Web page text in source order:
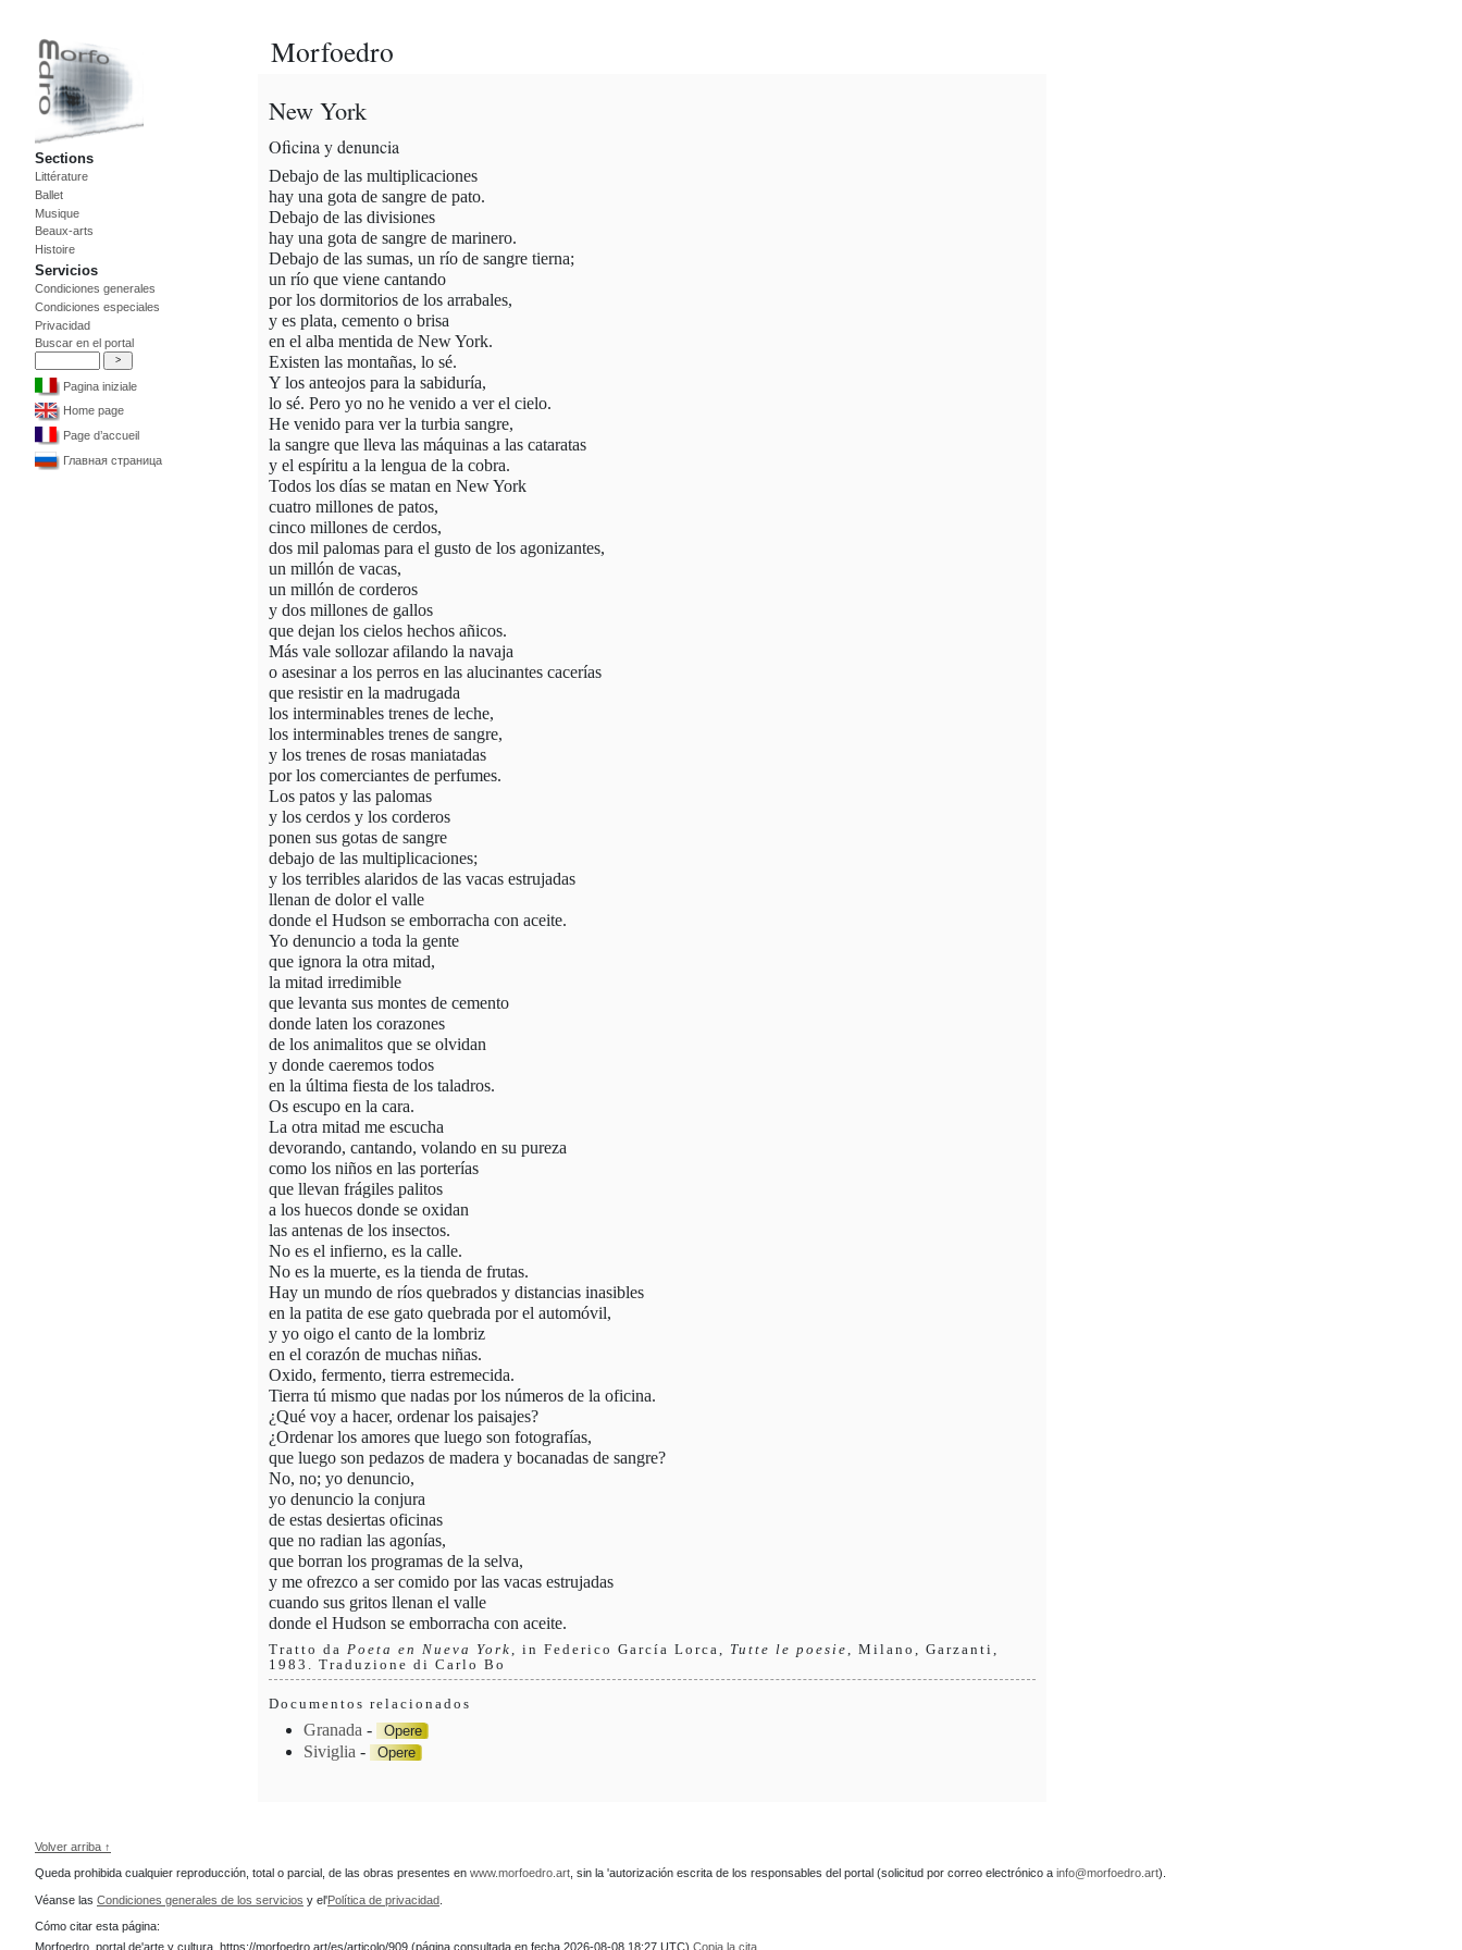
Sections
Littérature
Ballet
Musique
Beaux-arts
Histoire
Servicios
Condiciones generales
Condiciones especiales
Privacidad
Buscar en el portal
Pagina iniziale
Home page
Page d’accueil
Главная страница
Morfoedro
New York
Oficina y denuncia
Debajo de las multiplicaciones
hay una gota de sangre de pato.
Debajo de las divisiones
hay una gota de sangre de marinero.
Debajo de las sumas, un río de sangre tierna;
un río que viene cantando
por los dormitorios de los arrabales,
y es plata, cemento o brisa
en el alba mentida de New York.
Existen las montañas, lo sé.
Y los anteojos para la sabiduría,
lo sé. Pero yo no he venido a ver el cielo.
He venido para ver la turbia sangre,
la sangre que lleva las máquinas a las cataratas
y el espíritu a la lengua de la cobra.
Todos los días se matan en New York
cuatro millones de patos,
cinco millones de cerdos,
dos mil palomas para el gusto de los agonizantes,
un millón de vacas,
un millón de corderos
y dos millones de gallos
que dejan los cielos hechos añicos.
Más vale sollozar afilando la navaja
o asesinar a los perros en las alucinantes cacerías
que resistir en la madrugada
los interminables trenes de leche,
los interminables trenes de sangre,
y los trenes de rosas maniatadas
por los comerciantes de perfumes.
Los patos y las palomas
y los cerdos y los corderos
ponen sus gotas de sangre
debajo de las multiplicaciones;
y los terribles alaridos de las vacas estrujadas
llenan de dolor el valle
donde el Hudson se emborracha con aceite.
Yo denuncio a toda la gente
que ignora la otra mitad,
la mitad irredimible
que levanta sus montes de cemento
donde laten los corazones
de los animalitos que se olvidan
y donde caeremos todos
en la última fiesta de los taladros.
Os escupo en la cara.
La otra mitad me escucha
devorando, cantando, volando en su pureza
como los niños en las porterías
que llevan frágiles palitos
a los huecos donde se oxidan
las antenas de los insectos.
No es el infierno, es la calle.
No es la muerte, es la tienda de frutas.
Hay un mundo de ríos quebrados y distancias inasibles
en la patita de ese gato quebrada por el automóvil,
y yo oigo el canto de la lombriz
en el corazón de muchas niñas.
Oxido, fermento, tierra estremecida.
Tierra tú mismo que nadas por los números de la oficina.
¿Qué voy a hacer, ordenar los paisajes?
¿Ordenar los amores que luego son fotografías,
que luego son pedazos de madera y bocanadas de sangre?
No, no; yo denuncio,
yo denuncio la conjura
de estas desiertas oficinas
que no radian las agonías,
que borran los programas de la selva,
y me ofrezco a ser comido por las vacas estrujadas
cuando sus gritos llenan el valle
donde el Hudson se emborracha con aceite.
Tratto da Poeta en Nueva York , in Federico García Lorca, Tutte le poesie
, Milano, Garzanti,
1983. Traduzione di Carlo Bo
Documentos relacionados
Granada - Opere
Siviglia - Opere
Volver arriba ↑
Queda prohibida cualquier reproducción, total o parcial, de las obras presentes en www.morfoedro.art , sin la 'autorización escrita de los responsables del portal (solicitud por correo electrónico a info@morfoedro.art).
Véanse las Condiciones generales de los servicios y el'Política de privacidad
Cómo citar esta página:
Morfoedro, portal de'arte y cultura, https://morfoedro.art/es/articolo/909 (página consultada en fecha 2026-08-08 18:27 UTC) Copia la cita